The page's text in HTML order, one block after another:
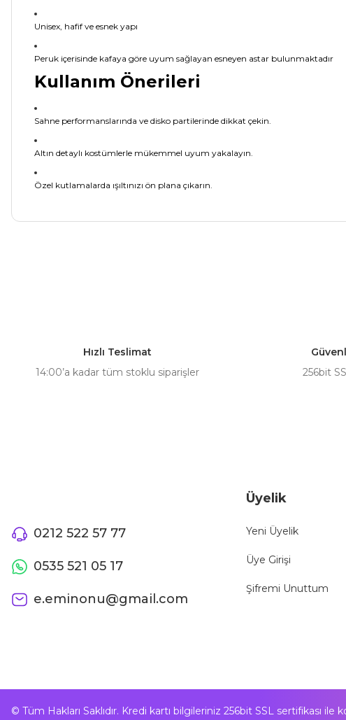
Unisex, hafif ve esnek yapı
Peruk içerisinde kafaya göre uyum sağlayan esneyen astar bulunmaktadır
Kullanım Önerileri
Sahne performanslarında ve disko partilerinde dikkat çekin.
Altın detaylı kostümlerle mükemmel uyum yakalayın.
Özel kutlamalarda ışıltınızı ön plana çıkarın.
Ürün fiyatı diğer sitelerden daha pahalı.
Hızlı Teslimat
14:00’a kadar tüm stoklu siparişler
256bit
0212 522 57 77
0535 521 05 17
e.eminonu@gmail.com
Üyelik
Yeni Üyelik
Üye Girişi
Şifremi Unuttum
© Tüm Hakları Saklıdır. Kredi kartı bilgileriniz 256bit SSL sertifikası ile